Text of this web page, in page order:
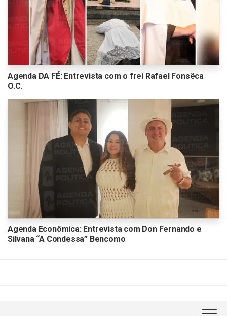
Agenda DA FÉ: Entrevista com o frei Rafael Fonsêca
O.C.
Agenda Econômica: Entrevista com Don Fernando e
Silvana “A Condessa” Bencomo